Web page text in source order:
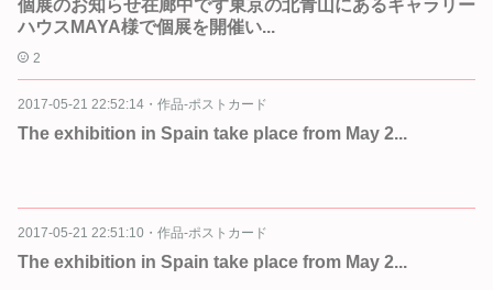
個展のお知らせ️在廊中です️東京の北青山にあるギャラリー
ハウスMAYA様で個展を開催い...
2
2017-05-21 22:52:14 ・ 作品-ポストカード
The exhibition in Spain take place from May 2...
2017-05-21 22:51:10 ・ 作品-ポストカード
The exhibition in Spain take place from May 2...